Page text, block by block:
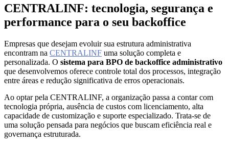
CENTRALINF: tecnologia, segurança e
performance para o seu backoffice
Empresas que desejam evoluir sua estrutura administrativa
encontram na CENTRALINF uma solução completa e
personalizada. O sistema para BPO de backoffice administrativo
que desenvolvemos oferece controle total dos processos, integração
entre áreas e redução significativa de erros operacionais.
Ao optar pela CENTRALINF, a organização passa a contar com
tecnologia própria, ausência de custos com licenciamento, alta
capacidade de customização e suporte especializado. Trata-se de
uma solução pensada para negócios que buscam eficiência real e
governança estruturada.